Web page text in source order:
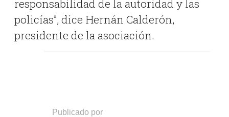
responsabilidad de la autoridad y las
policías”, dice Hernán Calderón,
presidente de la asociación.
Publicado por